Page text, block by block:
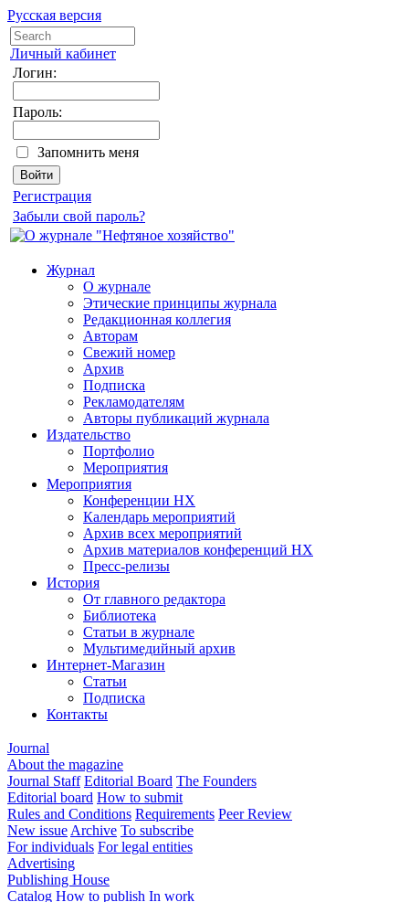
Русская версия
Личный кабинет
Логин:
Пароль:
Запомнить меня
Регистрация
Забыли свой пароль?
Журнал
О журнале
Этические принципы журнала
Редакционная коллегия
Авторам
Свежий номер
Архив
Подписка
Рекламодателям
Авторы публикаций журнала
Издательство
Портфолио
Мероприятия
Мероприятия
Конференции НХ
Календарь мероприятий
Архив всех мероприятий
Архив материалов конференций НХ
Пресс-релизы
История
От главного редактора
Библиотека
Статьи в журнале
Мультимедийный архив
Интернет-Магазин
Статьи
Подписка
Контакты
Journal
About the magazine
Journal Staff Editorial Board The Founders
Editorial board How to submit
Rules and Conditions Requirements Peer Review
New issue Archive To subscribe
For individuals For legal entities
Advertising
Publishing House
Catalog How to publish In work